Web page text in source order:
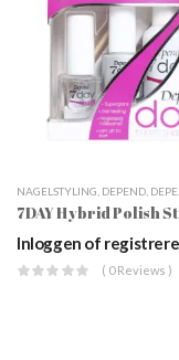
NAGELSTYLING DEPEND DEPEND O2 NAIL POLISH
( 0 Reviews )